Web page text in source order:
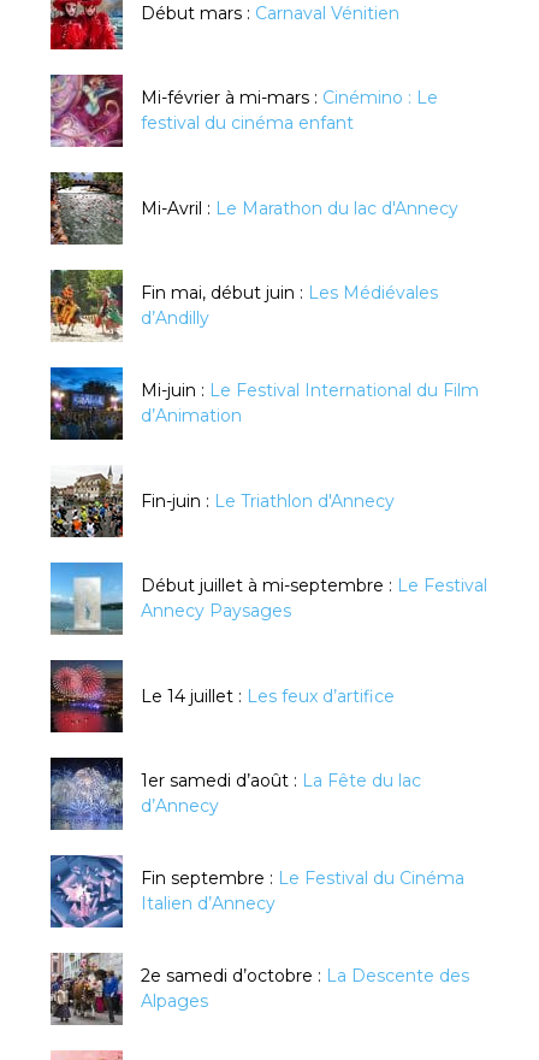
Début mars : Carnaval Vénitien
Mi-février à mi-mars : Cinémino : Le
festival du cinéma enfant
Mi-Avril : Le Marathon du lac d'Annecy
Fin mai, début juin : Les Médiévales
d’Andilly
Mi-juin : Le Festival International du Film
d’Animation
Fin-juin : Le Triathlon d'Annecy
Début juillet à mi-septembre : Le Festival
Annecy Paysages
Le 14 juillet : Les feux d’artifice
1er samedi d’août : La Fête du lac
d’Annecy
Fin septembre : Le Festival du Cinéma
Italien d’Annecy
2e samedi d’octobre : La Descente des
Alpages